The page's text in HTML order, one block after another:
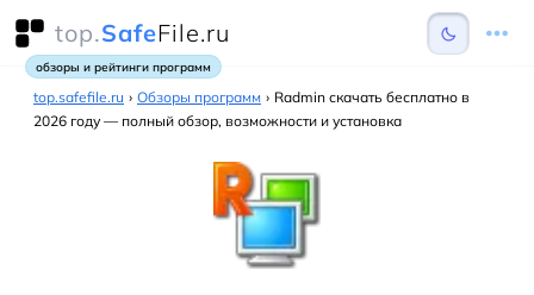
top.SafeFile.ru
обзоры и рейтинги программ
top.safefile.ru › Обзоры программ › Radmin скачать бесплатно в
2026 году — полный обзор, возможности и установка